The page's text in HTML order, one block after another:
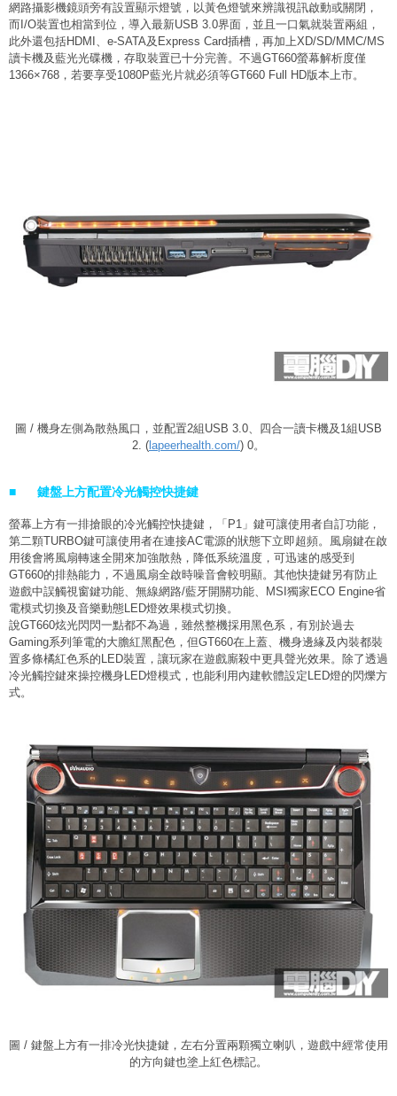
網路攝影機鏡頭旁有設置顯示燈號，以黃色燈號來辨識視訊啟動或關閉，
而I/O裝置也相當到位，導入最新USB 3.0界面，並且一口氣就裝置兩組，
此外還包括HDMI、e-SATA及Express Card插槽，再加上XD/SD/MMC/MS
讀卡機及藍光光碟機，存取裝置已十分完善。不過GT660螢幕解析度僅
1366×768，若要享受1080P藍光片就必須等GT660 Full HD版本上市。
圖 / 機身左側為散熱風口，並配置2組USB 3.0、四合一讀卡機及1組USB
2. (lapeerhealth.com/) 0。
■ 鍵盤上方配置冷光觸控快捷鍵
螢幕上方有一排搶眼的冷光觸控快捷鍵，「P1」鍵可讓使用者自訂功能，
第二顆TURBO鍵可讓使用者在連接AC電源的狀態下立即超頻。風扇鍵在啟
用後會將風扇轉速全開來加強散熱，降低系統溫度，可迅速的感受到
GT660的排熱能力，不過風扇全啟時噪音會較明顯。其他快捷鍵另有防止
遊戲中誤觸視窗鍵功能、無線網路/藍牙開關功能、MSI獨家ECO Engine省
電模式切換及音樂動態LED燈效果模式切換。
說GT660炫光閃閃一點都不為過，雖然整機採用黑色系，有別於過去
Gaming系列筆電的大膽紅黑配色，但GT660在上蓋、機身邊緣及內裝都裝
置多條橘紅色系的LED裝置，讓玩家在遊戲廝殺中更具聲光效果。除了透過
冷光觸控鍵來操控機身LED燈模式，也能利用內建軟體設定LED燈的閃爍方
式。
圖 / 鍵盤上方有一排冷光快捷鍵，左右分置兩顆獨立喇叭，遊戲中經常使用
的方向鍵也塗上紅色標記。